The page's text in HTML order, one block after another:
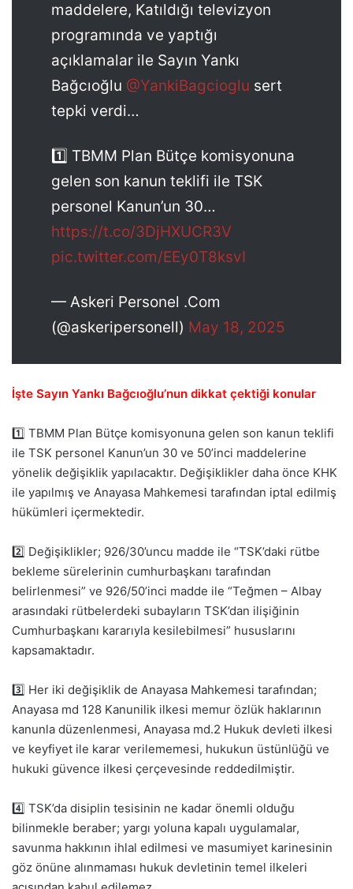
maddelere, Katıldığı televizyon
programında ve yaptığı
açıklamalar ile Sayın Yankı
Bağcıoğlu @YankiBagcioglu sert
tepki verdi…
1️⃣ TBMM Plan Bütçe komisyonuna
gelen son kanun teklifi ile TSK
personel Kanun’un 30…
https://t.co/3DjHXUCR3V
pic.twitter.com/EEy0T8ksvI
— Askeri Personel .Com
(@askeripersonell) May 18, 2025
İşte Sayın Yankı Bağcıoğlu’nun dikkat çektiği konular
1️⃣ TBMM Plan Bütçe komisyonuna gelen son kanun teklifi
ile TSK personel Kanun’un 30 ve 50’inci maddelerine
yönelik değişiklik yapılacaktır. Değişiklikler daha önce KHK
ile yapılmış ve Anayasa Mahkemesi tarafından iptal edilmiş
hükümleri içermektedir.
2️⃣ Değişiklikler; 926/30’uncu madde ile “TSK’daki rütbe
bekleme sürelerinin cumhurbaşkanı tarafından
belirlenmesi” ve 926/50’inci madde ile “Teğmen – Albay
arasındaki rütbelerdeki subayların TSK’dan ilişiğinin
Cumhurbaşkanı kararıyla kesilebilmesi” hususlarını
kapsamaktadır.
3️⃣ Her iki değişiklik de Anayasa Mahkemesi tarafından;
Anayasa md 128 Kanunilik ilkesi memur özlük haklarının
kanunla düzenlenmesi, Anayasa md.2 Hukuk devleti ilkesi
ve keyfiyet ile karar verilememesi, hukukun üstünlüğü ve
hukuki güvence ilkesi çerçevesinde reddedilmiştir.
4️⃣ TSK’da disiplin tesisinin ne kadar önemli olduğu
bilinmekle beraber; yargı yoluna kapalı uygulamalar,
savunma hakkının ihlal edilmesi ve masumiyet karinesinin
göz önüne alınmaması hukuk devletinin temel ilkeleri